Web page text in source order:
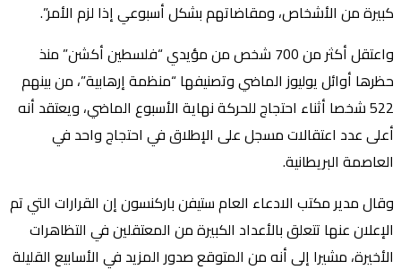
كبيرة من الأشخاص، ومقاضاتهم بشكل أسبوعي إذا لزم الأمر”.
واعتقل أكثر من 700 شخص من مؤيدي “فلسطين أكشن” منذ
حظرها أوائل يوليوز الماضي وتصنيفها “منظمة إرهابية”، من بينهم
522 شخصا أثناء احتجاج للحركة نهاية الأسبوع الماضي، ويعتقد أنه
أعلى عدد اعتقالات مسجل على الإطلاق في احتجاج واحد في
العاصمة البريطانية.
وقال مدير مكتب الادعاء العام ستيفن باركنسون إن القرارات التي تم
الإعلان عنها تتعلق بالأعداد الكبيرة من المعتقلين في التظاهرات
الأخيرة، مشيرا إلى أنه من المتوقع صدور المزيد في الأسابيع القليلة